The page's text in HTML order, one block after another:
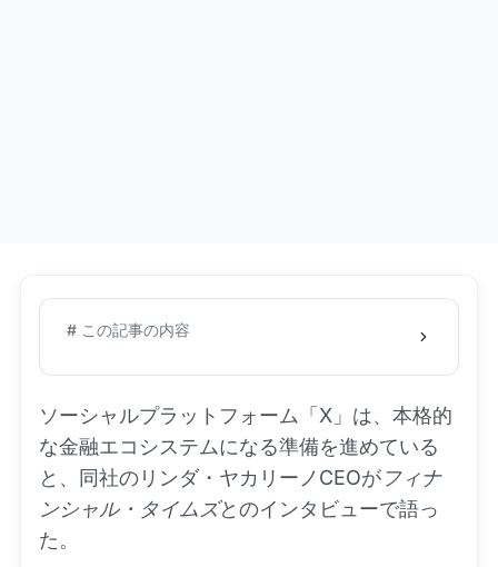
# この記事の内容
ソーシャルプラットフォーム「X」は、本格的
な金融エコシステムになる準備を進めている
と、同社のリンダ・ヤカリーノCEOがフィナ
ンシャル・タイムズとのインタビューで語っ
た。